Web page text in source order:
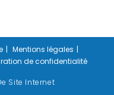
Mentions légales
de confidentialité
Site Internet